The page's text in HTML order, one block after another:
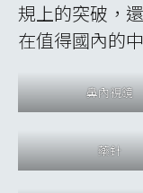
女性專屬部門
關於韓醫治療
時下最熱門，